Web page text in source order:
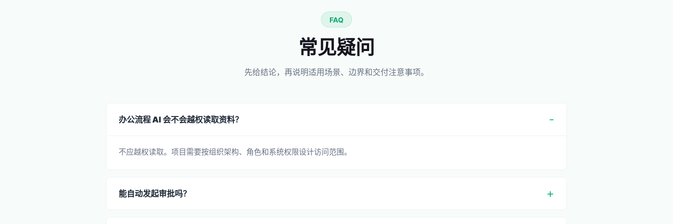
FAQ
常见疑问
先给结论，再说明适用场景、边界和交付注意事项。
办公流程 AI 会不会越权读取资料？
不应越权读取。项目需要按组织架构、角色和系统权限设计访问范围。
能自动发起审批吗？